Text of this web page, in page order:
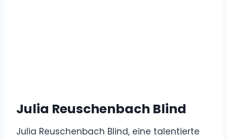
Julia Reuschenbach Blind
Julia Reuschenbach Blind, eine talentierte